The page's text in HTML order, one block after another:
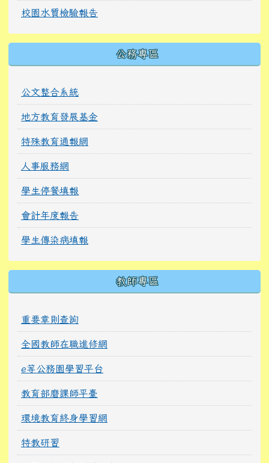
校園水質檢驗報告
公務專區
公文整合系統
地方教育發展基金
特殊教育通報網
人事服務網
學生停餐填報
會計年度報告
學生傳染病填報
教師專區
重要章則查詢
全國教師在職進修網
e等公務園學習平台
教育部磨課師平臺
環境教育終身學習網
特教研習